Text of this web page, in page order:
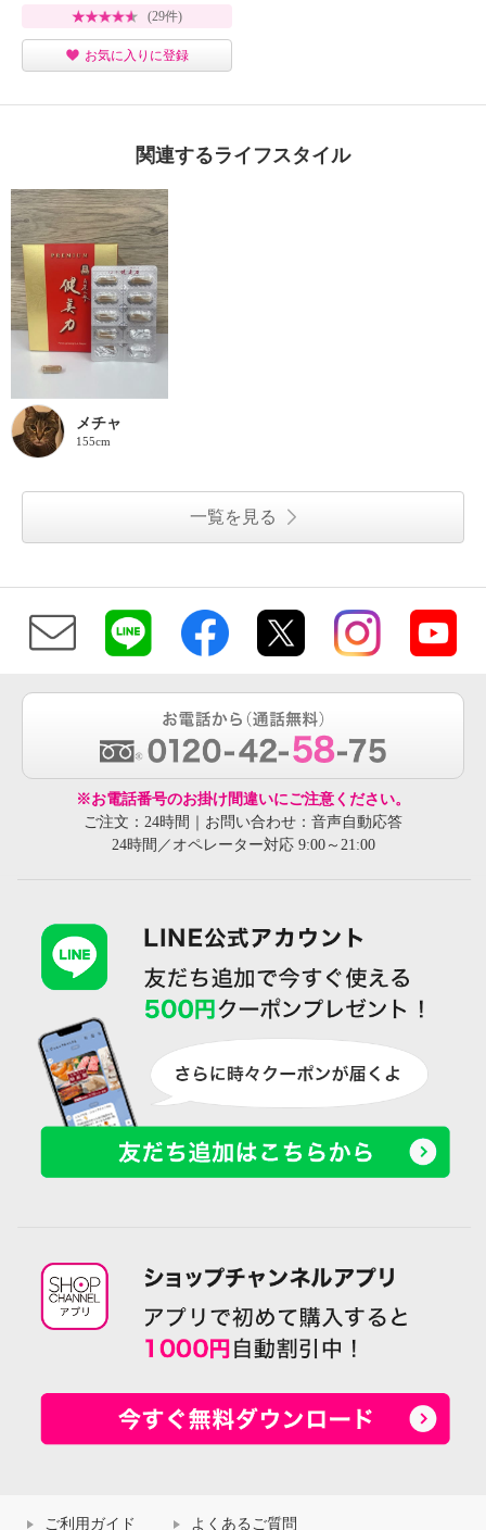
(29件)
お気に入りに登録
関連するライフスタイル
メチャ
155cm
一覧を見る
※お電話番号のお掛け間違いにご注意ください。
ご注文：24時間｜お問い合わせ：音声自動応答
24時間／オペレーター対応 9:00～21:00
ご利用ガイド よくあるご質問